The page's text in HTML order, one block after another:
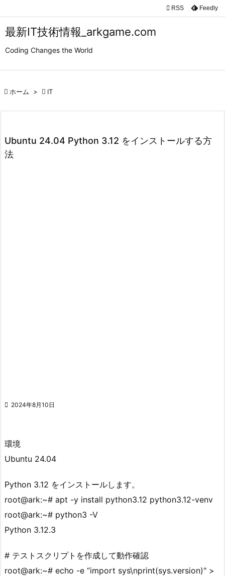
最新IT技術情報_arkgame.com
Coding Changes the World


検索
 RSS Feedly
 ホーム >  IT
Ubuntu 24.04 Python 3.12 をインストールする方
法
 2024年8月10日
環境
Ubuntu 24.04
Python 3.12 をインストールします。
root@ark:~# apt -y install python3.12 python3.12-venv
root@ark:~# python3 -V
Python 3.12.3
# テストスクリプトを作成して動作確認
root@ark:~# echo -e “import sys\nprint(sys.version)" >